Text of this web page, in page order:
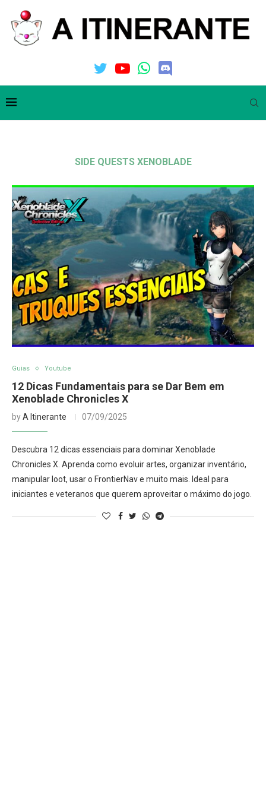
SIDE QUESTS XENOBLADE
Guias Youtube
12 Dicas Fundamentais para se Dar Bem em
Xenoblade Chronicles X
byA Itinerante 07/09/2025
Descubra 12 dicas essenciais para dominar Xenoblade
Chronicles X. Aprenda como evoluir artes, organizar inventário,
manipular loot, usar o FrontierNav e muito mais. Ideal para
iniciantes e veteranos que querem aproveitar o máximo do jogo.